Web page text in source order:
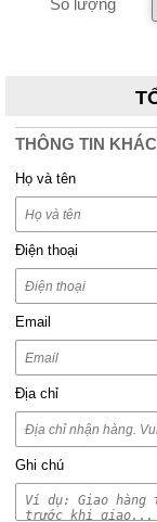
Số lượng
THÔNG TIN
Họ và tên
Điện thoại
Email
Địa chỉ
Ghi chú